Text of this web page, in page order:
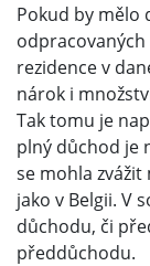
Pokud by mělo
rezidence v
nárok i
Tak tomu je
plný důchod je
se mohla
jako v Belgii. V
důchodu, či
předdůchodu.